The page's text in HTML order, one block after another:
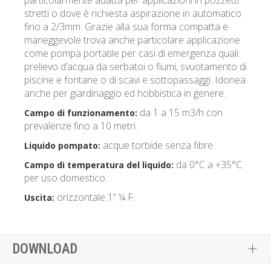
stretti o dove è richiesta aspirazione in automatico
fino a 2/3mm. Grazie alla sua forma compatta e
maneggevole trova anche particolare applicazione
come pompa portatile per casi di emergenza quali:
prelievo d’acqua da serbatoi o fiumi, svuotamento di
piscine e fontane o di scavi e sottopassaggi. Idonea
anche per giardinaggio ed hobbistica in genere.
Campo di funzionamento: da 1 a 15 m3/h con
prevalenze fino a 10 metri.
Liquido pompato: acque torbide senza fibre.
Campo di temperatura del liquido: da 0°C a +35°C
per uso domestico.
Uscita: orizzontale 1” ¼ F.
DOWNLOAD